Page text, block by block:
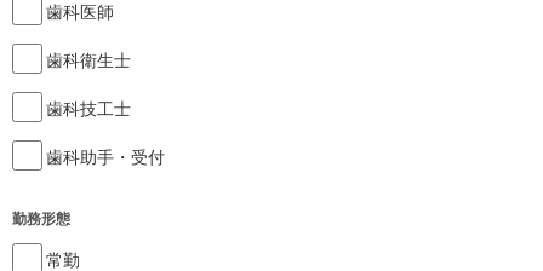
歯科医師
歯科衛生士
歯科技工士
歯科助手・受付
勤務形態
常勤